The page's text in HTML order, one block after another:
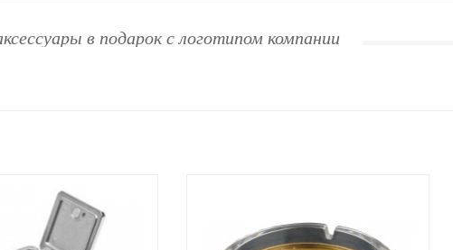
в подарок с логотипом компании